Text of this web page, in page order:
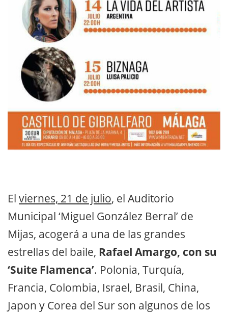
El viernes, 21 de julio, el Auditorio
Municipal ‘Miguel González Berral’ de
Mijas, acogerá a una de las grandes
estrellas del baile, Rafael Amargo, con su
‘Suite Flamenca’. Polonia, Turquía,
Francia, Colombia, Israel, Brasil, China,
Japon y Corea del Sur son algunos de los